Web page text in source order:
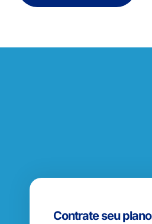
Contrate seu plano